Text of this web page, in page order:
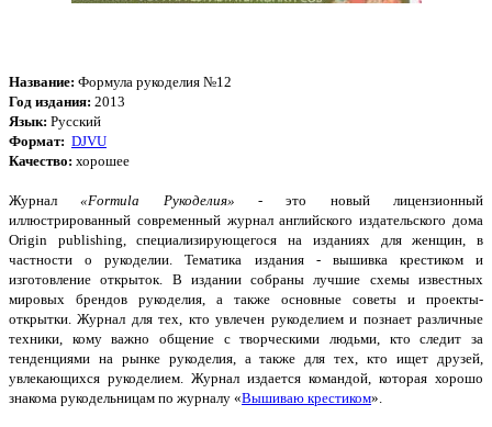
Название: Формула рукоделия №12
Год издания: 2013
Язык: Русский
Формат: DJVU
Качество: хорошее
Журнал«Formula Рукоделия» - это новый лицензионный
иллюстрированный современный журнал английского издательского дома
Origin publishing, специализирующегося на изданиях для женщин, в
частности о рукоделии. Тематика издания - вышивка крестиком и
изготовление открыток. В издании собраны лучшие схемы известных
мировых брендов рукоделия, а также основные советы и проекты-
открытки. Журнал для тех, кто увлечен рукоделием и познает различные
техники, кому важно общение с творческими людьми, кто следит за
тенденциями на рынке рукоделия, а также для тех, кто ищет друзей,
увлекающихся рукоделием. Журнал издается командой, которая хорошо
знакома рукодельницам по журналу «Вышиваю крестиком».